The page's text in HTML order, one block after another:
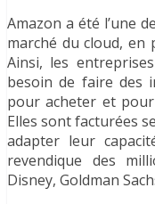
Amazon a été l’une
marché du cloud, en
Ainsi, les
besoin de faire des
pour acheter et
Elles sont facturées
adapter leur
revendique des
Disney, Goldman